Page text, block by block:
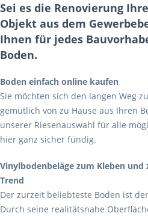
Sei es die Renovierung
Objekt aus dem
Ihnen für jedes
Boden.
Boden einfach online kaufen
Sie möchten sich den langen Weg
gemütlich von zu Hause aus Ihren
unserer Riesenauswahl für alle
hier ganz sicher fündig.
Vinylbodenbeläge zum Kleben
Trend
Der zurzeit beliebteste Boden ist der
Durch seine realitätsnahe